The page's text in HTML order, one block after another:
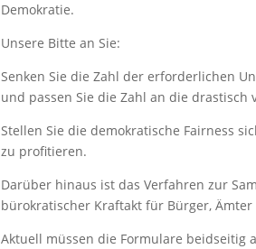
Demokratie.
Unsere Bitte an Sie:
Senken Sie die Zahl der erforderlichen
und passen Sie die Zahl an die drastisch
Stellen Sie die demokratische Fairness
zu profitieren.
Darüber hinaus ist das Verfahren zur
bürokratischer Kraftakt für Bürger, Ämter
Aktuell müssen die Formulare